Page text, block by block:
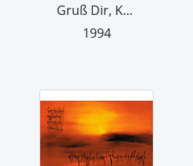
Gruß Dir, Karthago, nun zu den Götter...
1994